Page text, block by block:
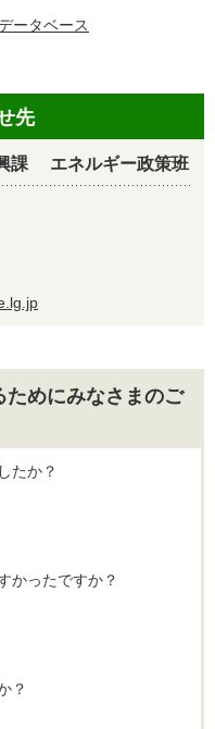
ータベース
先
課 エネルギー政策班
ためにみなさまのご
たか？
かったですか？
？